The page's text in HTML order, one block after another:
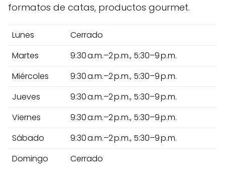
formatos de catas, productos gourmet.
Lunes
Cerrado
Martes
9:30 a.m.–2 p.m., 5:30–9 p.m.
Miércoles
9:30 a.m.–2 p.m., 5:30–9 p.m.
Jueves
9:30 a.m.–2 p.m., 5:30–9 p.m.
Viernes
9:30 a.m.–2 p.m., 5:30–9 p.m.
Sábado
9:30 a.m.–2 p.m., 5:30–9 p.m.
Domingo
Cerrado